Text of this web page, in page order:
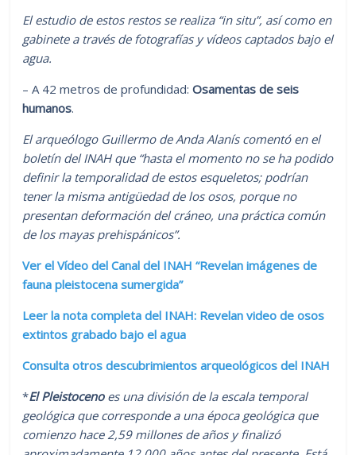
El estudio de estos restos se realiza “in situ”, así como en
gabinete a través de fotografías y vídeos captados bajo el
agua.
– A 42 metros de profundidad:Osamentas de seis
humanos.
El arqueólogo Guillermo de Anda Alanís comentó en el
boletín del INAH que “hasta el momento no se ha podido
definir la temporalidad de estos esqueletos; podrían
tener la misma antigüedad de los osos, porque no
presentan deformación del cráneo, una práctica común
de los mayas prehispánicos”.
Ver el Vídeo del Canal del INAH “Revelan imágenes de
fauna pleistocena sumergida”
Leer la nota completa del INAH: Revelan video de osos
extintos grabado bajo el agua
Consulta otros descubrimientos arqueológicos del INAH
*El Pleistoceno es una división de la escala temporal
geológica que corresponde a una época geológica que
comienzo hace 2,59 millones de años y finalizó